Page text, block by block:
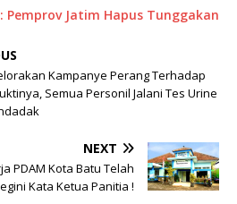
Pemprov Jatim Hapus Tunggakan
Kampanye Perang Terhadap
Semua Personil Jalani Tes Urine
NEXT
PDAM Kota Batu Telah
Kata Ketua Panitia !